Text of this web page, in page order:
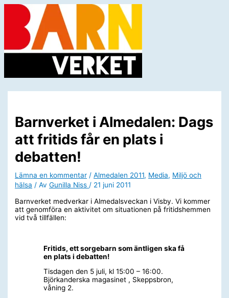
Hoppa
innehåll
Barnverket i Almedalen: Dags
att fritids får en plats i
debatten!
Lämna en kommentar /Almedalen 2011, Media, Miljö och
hälsa / AvGunilla Niss/ 21 juni 2011
Barnverket medverkar i Almedalsveckan i Visby. Vi kommer
att genomföra en aktivitet om situationen på fritidshemmen
vid två tillfällen:
Fritids, ett sorgebarn som äntligen ska få
en plats i debatten!
Tisdagen den 5 juli, kl 15:00 – 16:00.
Björkanderska magasinet , Skeppsbron,
våning 2.